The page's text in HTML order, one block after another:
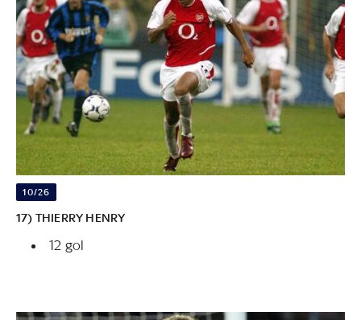
10/26
17) THIERRY HENRY
12 gol